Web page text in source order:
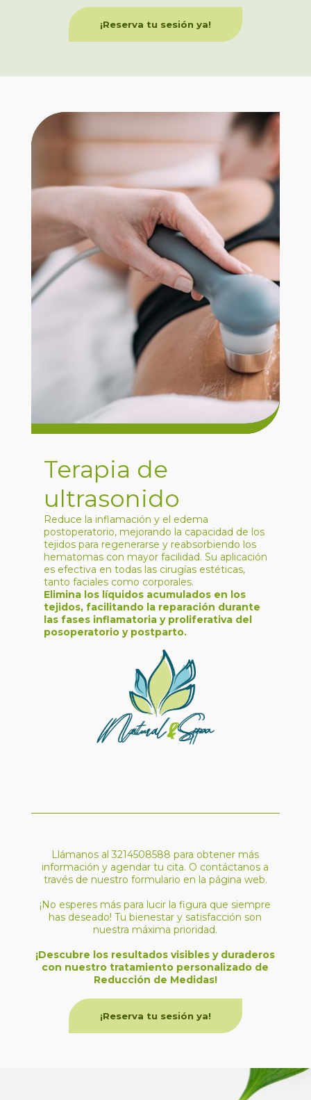
¡Reserva tu sesión ya!
Terapia de
ultrasonido
Reduce la inflamación y el edema
postoperatorio, mejorando la capacidad de los
tejidos para regenerarse y reabsorbiendo los
hematomas con mayor facilidad. Su aplicación
es efectiva en todas las cirugías estéticas,
tanto faciales como corporales.
Elimina los líquidos acumulados en los
tejidos, facilitando la reparación durante
las fases inflamatoria y proliferativa del
posoperatorio y postparto.
Llámanos al 3214508588 para obtener más
información y agendar tu cita. O contáctanos a
través de nuestro formulario en la página web.
¡No esperes más para lucir la figura que siempre
has deseado! Tu bienestar y satisfacción son
nuestra máxima prioridad.
¡Descubre los resultados visibles y duraderos
con nuestro tratamiento personalizado de
Reducción de Medidas!
¡Reserva tu sesión ya!